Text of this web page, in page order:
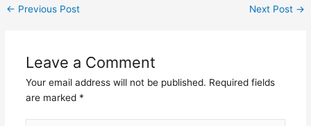
← Previous Post Next Post →
Leave a Comment
Your email address will not be published. Required fields
are marked *